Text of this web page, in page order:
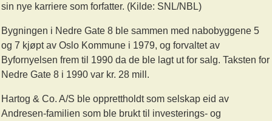
sin nye karriere som forfatter. (Kilde: SNL/NBL)
Bygningen i Nedre Gate 8 ble sammen med nabobyggene 5
og 7 kjøpt av Oslo Kommune i 1979, og forvaltet av
Byfornyelsen frem til 1990 da de ble lagt ut for salg. Taksten for
Nedre Gate 8 i 1990 var kr. 28 mill.
Hartog & Co. A/S ble opprettholdt som selskap eid av
Andresen-familien som ble brukt til investerings- og